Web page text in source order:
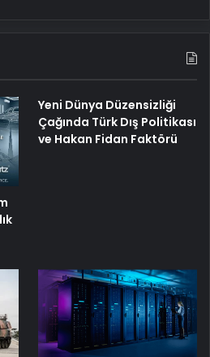
Yeni Dünya Düzensizliği
Çağında Türk Dış Politikası
ve Hakan Fidan Faktörü